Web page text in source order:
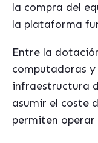
la compra del
la plataforma
Entre la
computadoras
infraestructura
asumir el coste
permiten operar